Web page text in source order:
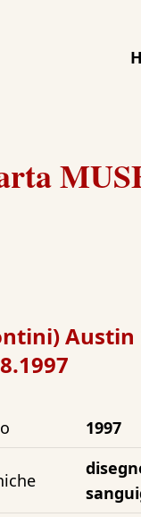
1997